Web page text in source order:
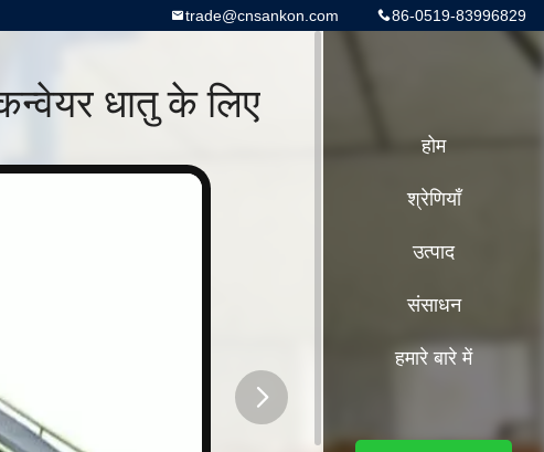
86-0519-83996829
trade@cnsankon.com
धातु के लिए
होम
श्रेणियाँ
उत्पाद
संसाधन
हमारे बारे में